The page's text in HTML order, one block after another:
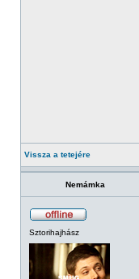
Vissza a tetejére
Nemámka
Sztorihajhász